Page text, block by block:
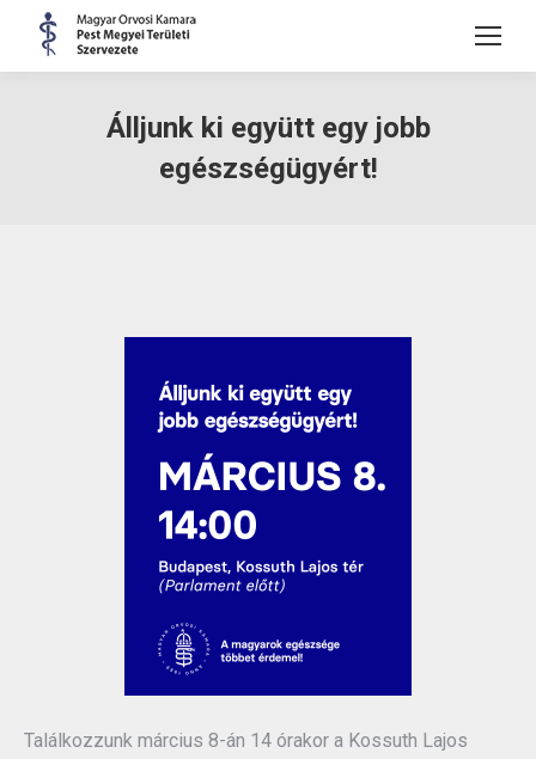
Álljunk ki együtt egy jobb
egészségügyért!
Találkozzunk március 8-án 14 órakor a Kossuth Lajos